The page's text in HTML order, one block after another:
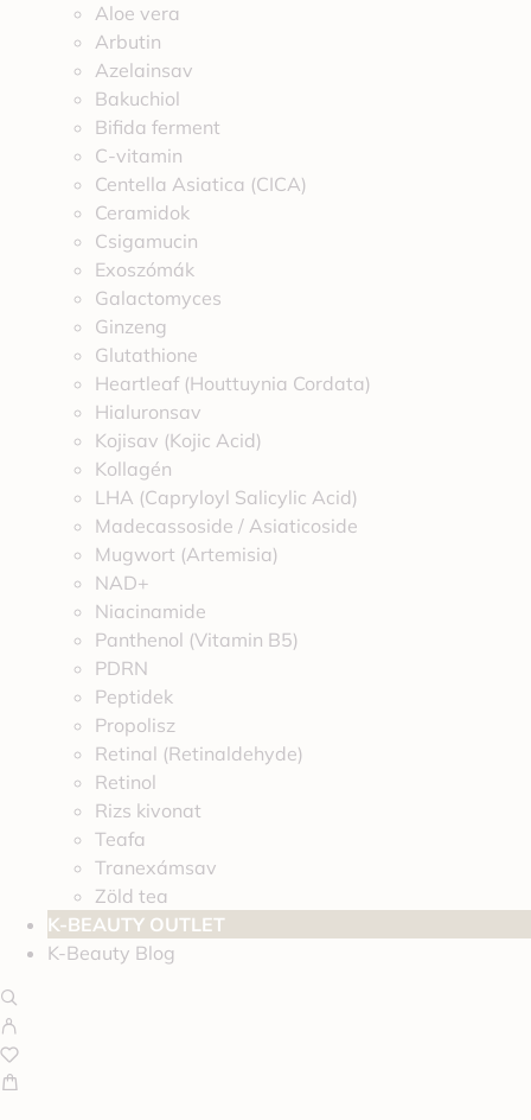
Aloe vera
Arbutin
Azelainsav
Bakuchiol
Bifida ferment
C-vitamin
Centella Asiatica (CICA)
Ceramidok
Csigamucin
Exoszómák
Galactomyces
Ginzeng
Glutathione
Heartleaf (Houttuynia Cordata)
Hialuronsav
Kojisav (Kojic Acid)
Kollagén
LHA (Capryloyl Salicylic Acid)
Madecassoside / Asiaticoside
Mugwort (Artemisia)
NAD+
Niacinamide
Panthenol (Vitamin B5)
PDRN
Peptidek
Propolisz
Retinal (Retinaldehyde)
Retinol
Rizs kivonat
Teafa
Tranexámsav
Zöld tea
K-BEAUTY OUTLET
K-Beauty Blog